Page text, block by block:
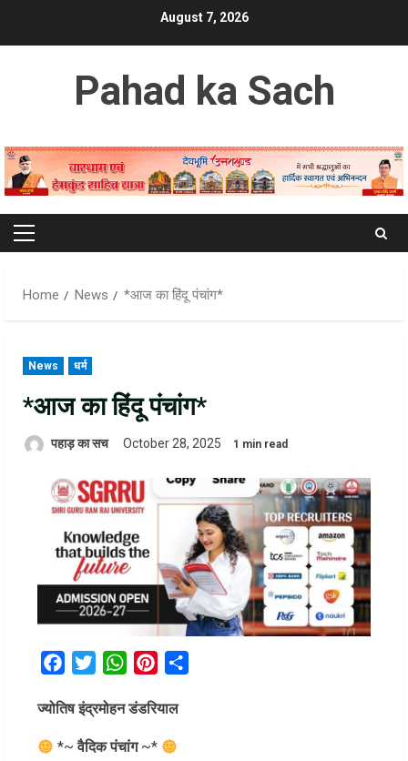
August 7, 2026
Pahad ka Sach
Primary
Home
News *आज का हिंदू पंचांग*
News धर्म
*आज का हिंदू पंचांग*
पहाड़ का सच October 28, 2025 1 min read
FacebookTwitterWhatsAppPinterest
ज्योतिष इंद्रमोहन डंडरियाल
*~वैदिक पंचांग~*